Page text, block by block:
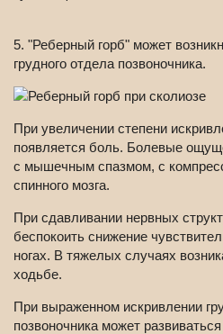
5. "Реберный горб" может
грудного отдела позвоночника.
При увеличении степени
появляется боль. Болевые
с мышечным спазмом, с
спинного мозга.
При сдавливании нервных
беспокоить снижение
ногах. В тяжелых случаях
ходьбе.
При выраженном искривлении
позвоночника может